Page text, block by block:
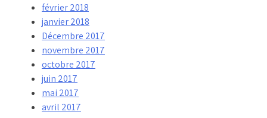
février 2018
janvier 2018
Décembre 2017
novembre 2017
octobre 2017
juin 2017
mai 2017
avril 2017